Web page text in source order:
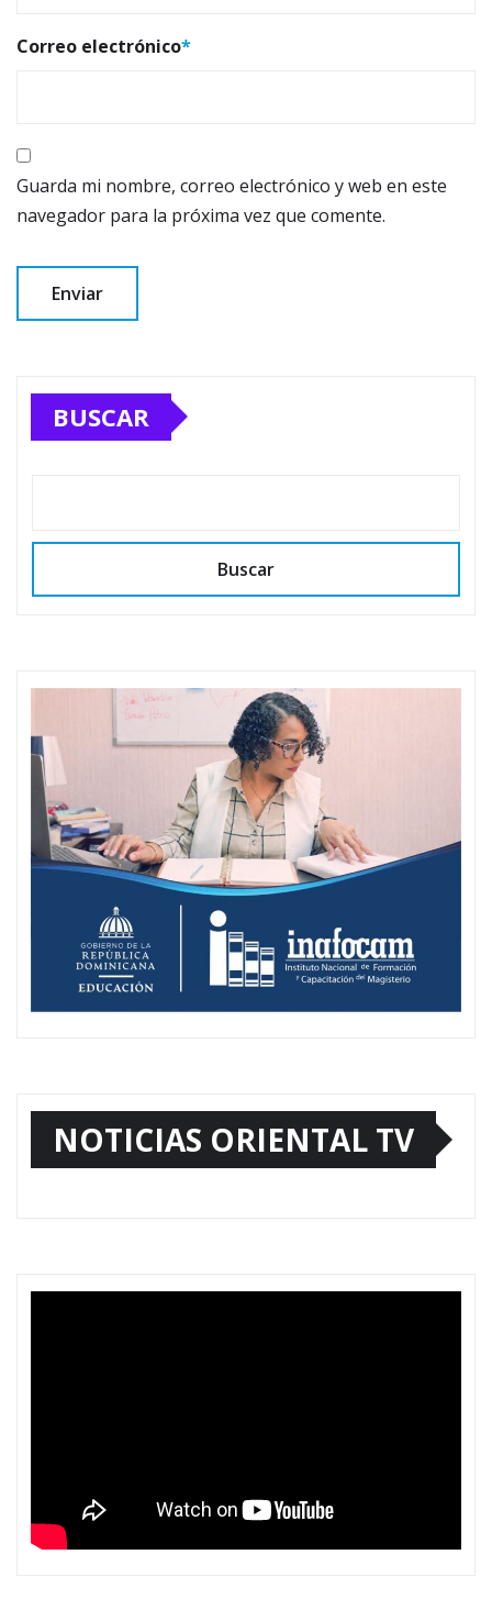
Correo electrónico*
Guarda mi nombre, correo electrónico y web en este
navegador para la próxima vez que comente.
BUSCAR
Buscar
NOTICIAS ORIENTAL TV